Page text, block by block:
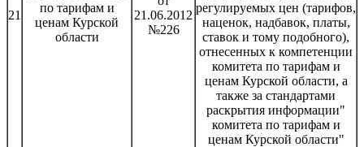
21
по тарифам и
ценам Курской
области
21.06.2012
№226
регулируемых цен (тарифов,
наценок, надбавок, платы,
ставок и тому подобного),
отнесенных к компетенции
комитета по тарифам и
ценам Курской области, а
также за стандартами
раскрытия информации"
комитета по тарифам и
ценам Курской области"